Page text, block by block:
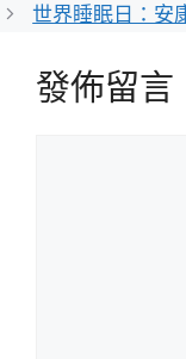
世界睡眠日：安
發佈留言